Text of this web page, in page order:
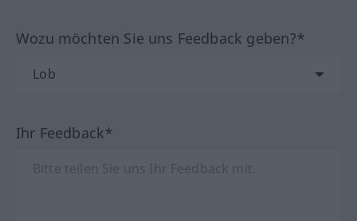
Wozu möchten Sie uns Feedback geben?*
Ihr Feedback*